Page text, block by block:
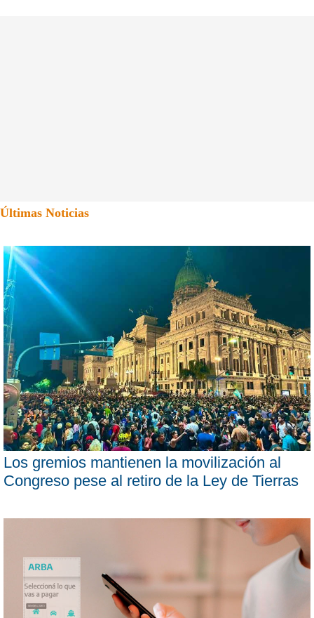
Últimas Noticias
Los gremios mantienen la movilización al
Congreso pese al retiro de la Ley de Tierras